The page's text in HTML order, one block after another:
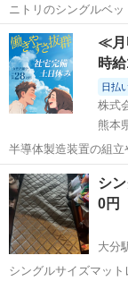
ニトリのシングルベ
型は1枚目、色は2枚目です🙇‍♂️ 元値:34,900円 鶴崎
いただけると助かりま
です。 ...
大分 大分市
≪月
時
日払
株式
熊本
半導体製造装置の組
中★ワンルーム寮完備
車場あり！正社員登用あり！
仕事 ◇半導体製造装置
熊本 その他
シ
0円
大分
シングルサイズマッ